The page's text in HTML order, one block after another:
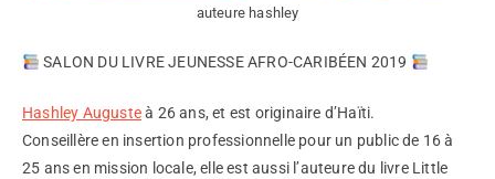
auteure hashley
SALON DU LIVRE JEUNESSE AFRO-CARIBÉEN 2019
Hashley Augusteà 26 ans, et est originaire d’Haïti.
Conseillère en insertion professionnelle pour un public de 16 à
25 ans en mission locale, elle est aussi l’auteure du livre Little